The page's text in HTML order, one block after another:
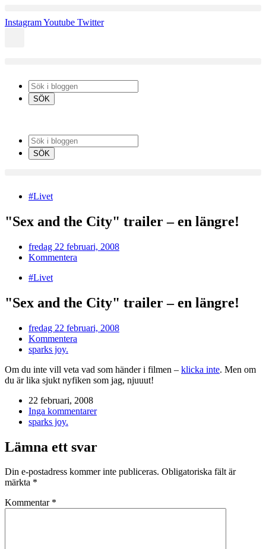
till
innehåll
InstagramYoutube Twitter
#Livet
"Sex and the City" trailer – en längre!
fredag 22 februari, 2008
Kommentera
#Livet
"Sex and the City" trailer – en längre!
fredag 22 februari, 2008
Kommentera
sparks joy.
Om du inte vill veta vad som händer i filmen – klicka inte. Men om
du är lika sjukt nyfiken som jag, njuuut!
22 februari, 2008
Inga kommentarer
sparks joy.
Lämna ett svar
Din e-postadress kommer inte publiceras. Obligatoriska fält är
märkta *
Kommentar *